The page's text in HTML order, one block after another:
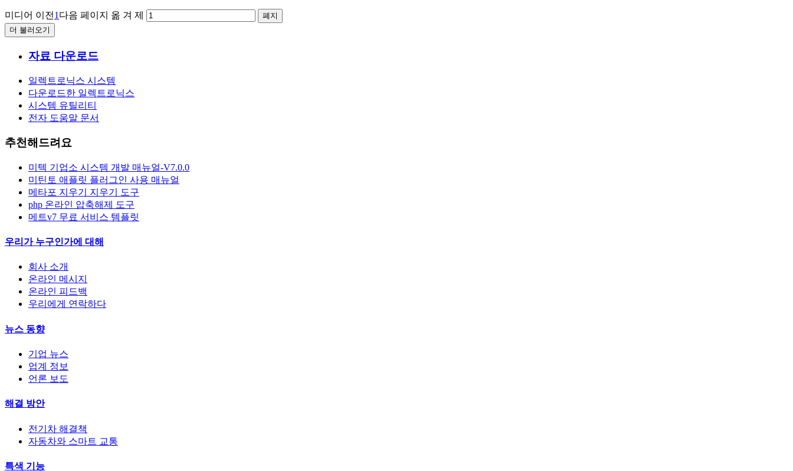
미디어 이전 1 다음 페이지 옮 겨 제
더 불러오기
자료 다운로드
일렉트로닉스 시스템
다운로드한 일렉트로닉스
시스템 유틸리티
전자 도움말 문서
추천해드려요
미텍 기업소 시스템 개발 매뉴얼-V7.0.0
미틴토 애플릿 플러그인 사용 매뉴얼
메타포 지우기 지우기 도구
php 온라인 압축해제 도구
메트v7 무료 서비스 템플릿
우리가 누구인가에 대해
회사 소개
온라인 메시지
온라인 피드백
우리에게 연락하다
뉴스 동향
기업 뉴스
업계 정보
언론 보도
해결 방안
전기차 해결책
자동차와 스마트 교통
특색 기능